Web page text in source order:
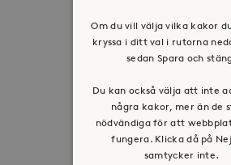
Visselblåsartjänst
Jobba hos
Press &
Om du vill välja vilka kakor
kryssa i ditt val i rutorna
sedan Spara och
Du kan också välja att inte
några kakor, mer än de
nödvändiga för att
fungera. Klicka då på
samtycker inte.